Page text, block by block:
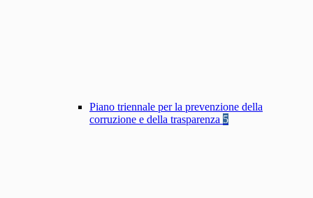
Piano triennale per la prevenzione della
corruzione e della trasparenza 5